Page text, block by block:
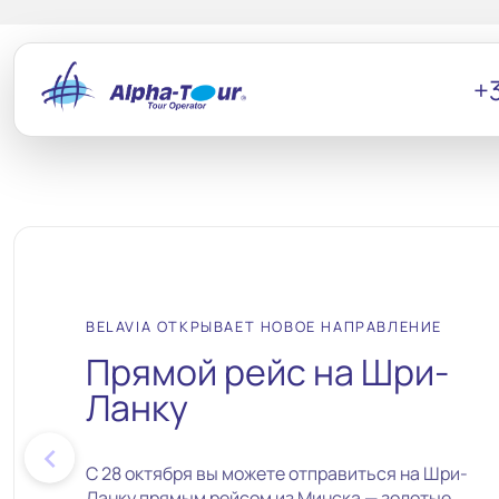
BELAVIA ОТКРЫВАЕТ НОВОЕ НАПРАВЛЕНИЕ
Прямой рейс на Шри-
Ланку
С 28 октября вы можете отправиться на Шри-
chevron_left